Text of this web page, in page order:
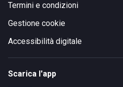
Termini e condizioni
Gestione cookie
Accessibilità digitale
Scarica l'app